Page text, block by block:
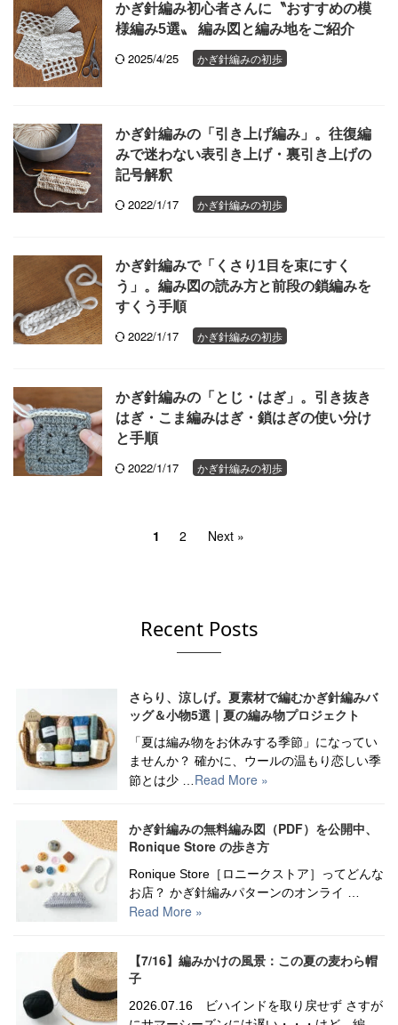
かぎ針編み初心者さんに〝おすすめの模
様編み5選〟 編み図と編み地をご紹介
2025/4/25 かぎ針編みの初歩
かぎ針編みの「引き上げ編み」。往復編
みで迷わない表引き上げ・裏引き上げの
記号解釈
2022/1/17 かぎ針編みの初歩
かぎ針編みで「くさり1目を束にすく
う」。編み図の読み方と前段の鎖編みを
すくう手順
2022/1/17 かぎ針編みの初歩
かぎ針編みの「とじ・はぎ」。引き抜き
はぎ・こま編みはぎ・鎖はぎの使い分け
と手順
2022/1/17 かぎ針編みの初歩
1 2 Next »
Recent Posts
さらり、涼しげ。夏素材で編むかぎ針編みバ
ッグ＆小物5選｜夏の編み物プロジェクト
「夏は編み物をお休みする季節」になってい
ませんか？ 確かに、ウールの温もり恋しい季
節とは少 … Read More »
かぎ針編みの無料編み図（PDF）を公開中、
Ronique Store の歩き方
Ronique Store［ロニークストア］ってどんな
お店？ かぎ針編みパターンのオンライ …
Read More »
【7/16】編みかけの風景：この夏の麦わら帽
子
2026.07.16 ビハインドを取り戻せず さすが